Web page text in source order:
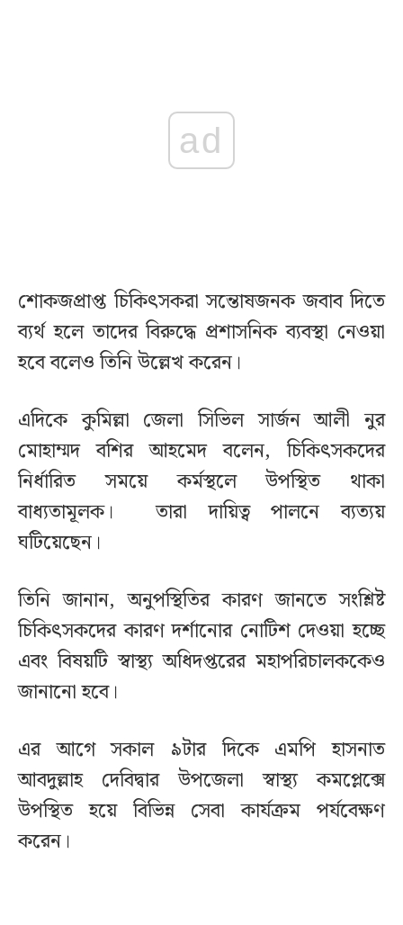
ad
শোকজপ্রাপ্ত চিকিৎসকরা সন্তোষজনক জবাব দিতে
ব্যর্থ হলে তাদের বিরুদ্ধে প্রশাসনিক ব্যবস্থা নেওয়া
হবে বলেও তিনি উল্লেখ করেন।
এদিকে কুমিল্লা জেলা সিভিল সার্জন আলী নুর
মোহাম্মদ বশির আহমেদ বলেন, চিকিৎসকদের
নির্ধারিত সময়ে কর্মস্থলে উপস্থিত থাকা
বাধ্যতামূলক। তারা দায়িত্ব পালনে ব্যত্যয়
ঘটিয়েছেন।
তিনি জানান, অনুপস্থিতির কারণ জানতে সংশ্লিষ্ট
চিকিৎসকদের কারণ দর্শানোর নোটিশ দেওয়া হচ্ছে
এবং বিষয়টি স্বাস্থ্য অধিদপ্তরের মহাপরিচালককেও
জানানো হবে।
এর আগে সকাল ৯টার দিকে এমপি হাসনাত
আবদুল্লাহ দেবিদ্বার উপজেলা স্বাস্থ্য কমপ্লেক্সে
উপস্থিত হয়ে বিভিন্ন সেবা কার্যক্রম পর্যবেক্ষণ
করেন।